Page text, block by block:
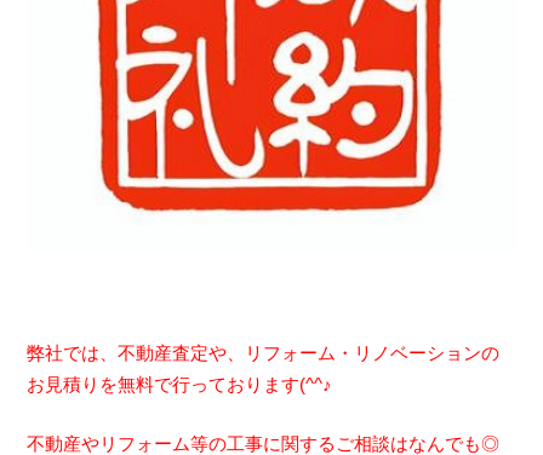
弊社では、不動産査定や、リフォーム・リノベーションの
お見積りを無料で行っております(^^♪
不動産やリフォーム等の工事に関するご相談はなんでも◎